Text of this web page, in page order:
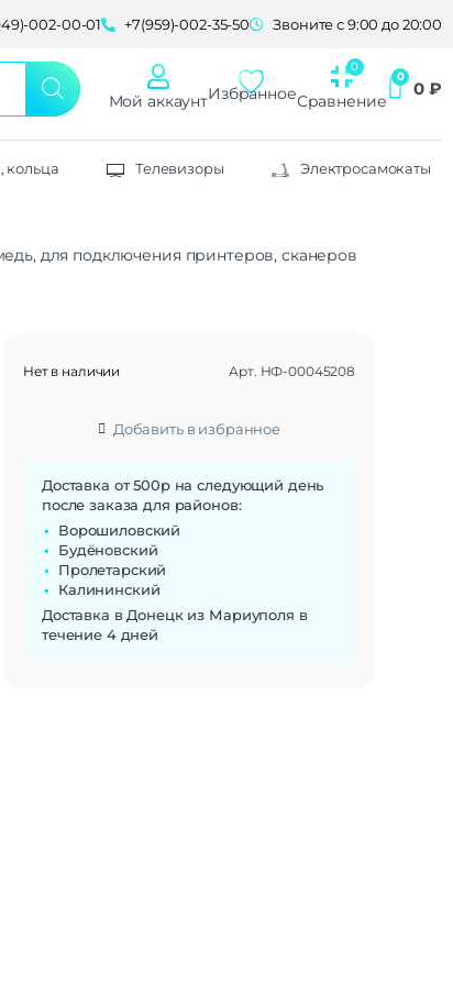
002-00-01 +7(959)-002-35-50 Звоните с 9:00 до 20:00
Мой аккаунтИзбранноеСравнение
0 ₽
кольца Телевизоры Электросамокаты
для подключения принтеров, сканеров, МФУ,
Нет в наличии Арт. НФ-00045208
Добавить в избранное
Доставка от 500р на следующий день
после заказа для районов:
Ворошиловский
Будёновский
Пролетарский
Калининский
Доставка в Донецк из Мариуполя в
течение 4 дней